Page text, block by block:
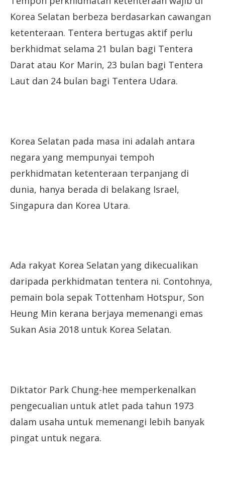
Korea Selatan berbeza berdasarkan cawangan
ketenteraan. Tentera bertugas aktif perlu
berkhidmat selama 21 bulan bagi Tentera
Darat atau Kor Marin, 23 bulan bagi Tentera
Laut dan 24 bulan bagi Tentera Udara.
Korea Selatan pada masa ini adalah antara
negara yang mempunyai tempoh
perkhidmatan ketenteraan terpanjang di
dunia, hanya berada di belakang Israel,
Singapura dan Korea Utara.
Ada rakyat Korea Selatan yang dikecualikan
daripada perkhidmatan tentera ni. Contohnya,
pemain bola sepak Tottenham Hotspur, Son
Heung Min kerana berjaya memenangi emas
Sukan Asia 2018 untuk Korea Selatan.
Diktator Park Chung-hee memperkenalkan
pengecualian untuk atlet pada tahun 1973
dalam usaha untuk memenangi lebih banyak
pingat untuk negara.